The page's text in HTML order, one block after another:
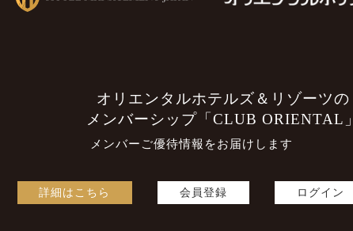
オリエンタルホテルズ＆リゾーツの
メンバーシップ「CLUB ORIENTAL」
メンバーご優待情報をお届けします
詳細はこちら 会員登録 ログイン